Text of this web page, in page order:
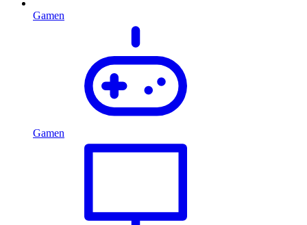
Gamen
Gamen